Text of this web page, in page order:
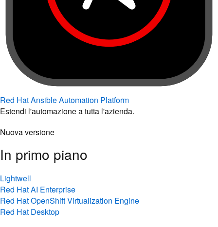
Red Hat Ansible Automation Platform
Estendi l'automazione a tutta l'azienda.
Nuova versione
In primo piano
Lightwell
Red Hat AI Enterprise
Red Hat OpenShift Virtualization Engine
Red Hat Desktop